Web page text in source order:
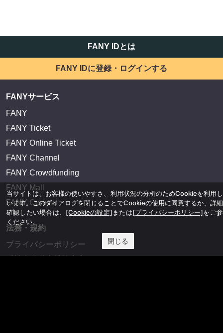
FANY IDとは
FANY IDに登録・ログインする
FANYサービス
FANY
FANY Ticket
FANY Online Ticket
FANY Channel
FANY Crowdfunding
FANY Mall
FANY Commu
法務・規約
プライバシーポリシー
当サイトは、お客様の使いやすさ、利用状況の分析のためCookieを利用
います。このダイアログを閉じることでCookieの使用に同意するか、詳
確認したい場合は、 [Cookieの設定] または[プライバシーポリシー]をご
ください。
閉じる